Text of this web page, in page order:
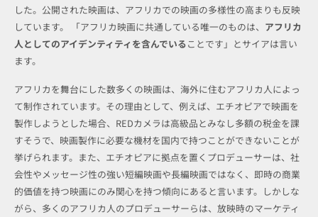
した。公開された映画は、アフリカでの映画の多様性の高まりも反映
しています。 「アフリカ映画に共通している唯一のものは、 アフリカ
人としてのアイデンティティを含んでいることです」とサイアは言い
ます。
アフリカを舞台にした数多くの映画は、海外に住むアフリカ人によっ
て制作されています。その理由として、例えば、エチオピアで映画を
製作しようとした場合、REDカメラは高級品とみなし多額の税金を課
すそうで、映画製作に必要な機材を国内で持つことができないことが
挙げられます。また、エチオピアに拠点を置くプロデューサーは、社
会性やメッセージ性の強い短編映画や長編映画ではなく、即時の商業
的価値を持つ映画にのみ関心を持つ傾向にあると言います。しかしな
がら、多くのアフリカ人のプロデューサーらは、放映時のマーケティ